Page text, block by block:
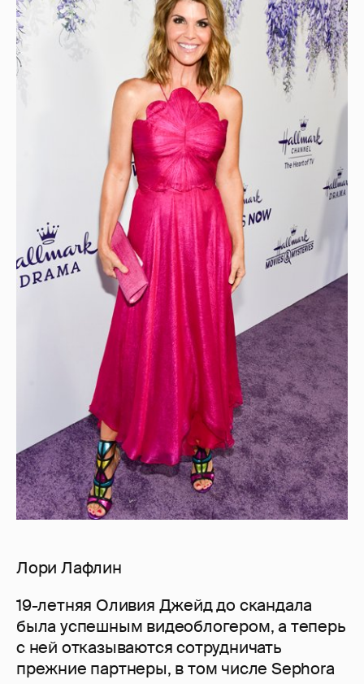
Лори Лафлин
19-летняя Оливия Джейд до скандала
была успешным видеоблогером, а теперь
с ней отказываются сотрудничать
прежние партнеры, в том числе Sephora